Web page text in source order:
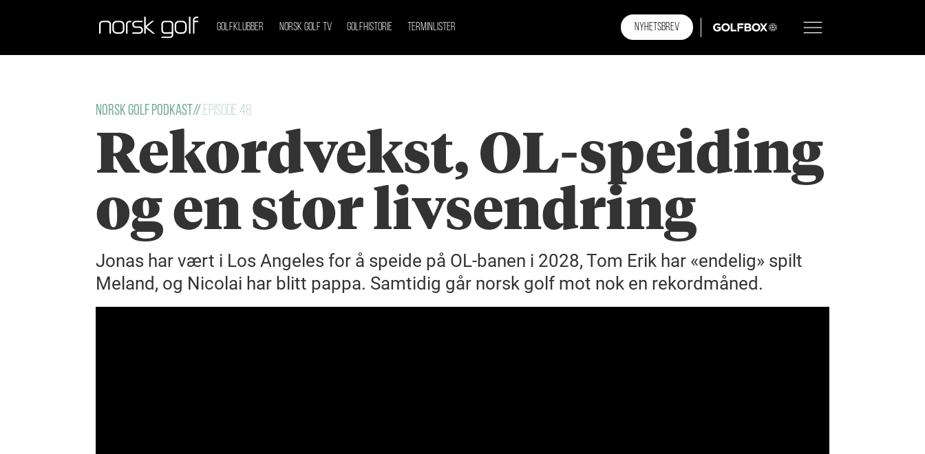
GOLFKLUBBER NORSK GOLF TV GOLFHISTORIE TERMINLISTER NYHETSBREV GOLFBOX
Norsk Golf Podkast// Episode 48
Rekordvekst, OL-speiding
og en stor livsendring
Jonas har vært i Los Angeles for å speide på OL-banen i 2028, Tom Erik har «endelig» spilt
Meland, og Nicolai har blitt pappa. Samtidig går norsk golf mot nok en rekordmåned.